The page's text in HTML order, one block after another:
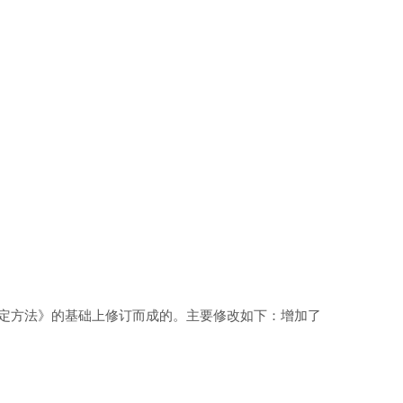
方法》的基础上修订而成的。主要修改如下：增加了